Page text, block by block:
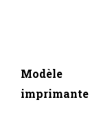
Modèle
imprimante